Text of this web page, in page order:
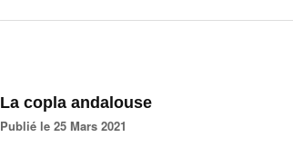
La copla andalouse
Publié le 25 Mars 2021